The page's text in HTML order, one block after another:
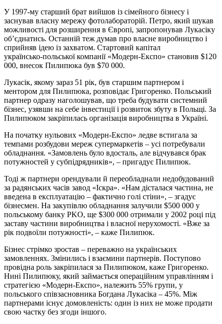
У 1997‑му старший брат вийшов із сімейного бізнесу і
заснував власну мережу фотолабораторій. Петро, який шукав
можливості для розширення в Європі, запропонував Лукасіку
обʼєднатись. Останній теж думав про власне виробництво і
сприйняв ідею із захватом. Стартовий капітал
українсько‑польської компанії «Модерн‑Експо» становив $120
000, внесок Пилипюка був $70 000.
Лукасік, якому зараз 51 рік, був старшим партнером і
ментором для Пилипюка, розповідає Григоренко. Польський
партнер одразу наголошував, що треба будувати системний
бізнес, узявши на себе інвестиції і розвиток збуту в Польщі. За
Пилипюком закріпилась організація виробництва в Україні.
На початку нульових «Модерн‑Експо» ледве встигала за
темпами розбудови мереж супермаркетів – усі потребували
обладнання. «Замовлень було вдосталь, але відчувався брак
потужностей у субпідрядників», – пригадує Пилипюк.
Тоді ж партнери орендували й переобладнали недобудований
за радянських часів завод «Іскра». «Нам дісталася частина, не
введена в експлуатацію – фактично голі стіни», – згадує
бізнесмен. На закупівлю обладнання залучили $500 000 у
польському банку PKO, ще $300 000 отримали у 2002 році під
заставу частини виробництва і власної нерухомості. «Вже за
рік подвоїли потужності», – каже Пилипюк.
Бізнес стрімко зростав – переважно на українських
замовленнях. Змінились і взаємини партнерів. Поступово
провідна роль закріпилася за Пилипюком, каже Григоренко.
Нині Пилипюку, який займається операційним управлінням і
стратегією «Модерн‑Експо», належить 55% групи, у
польського співзасновника Богдана Лукасіка – 45%. Між
партнерами існує домовленість: один із них не може продати
свою частку без згоди іншого.